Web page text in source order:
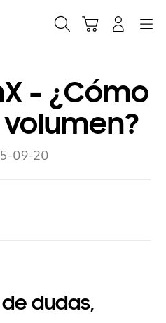
- ¿Cómo
09-20
dudas,